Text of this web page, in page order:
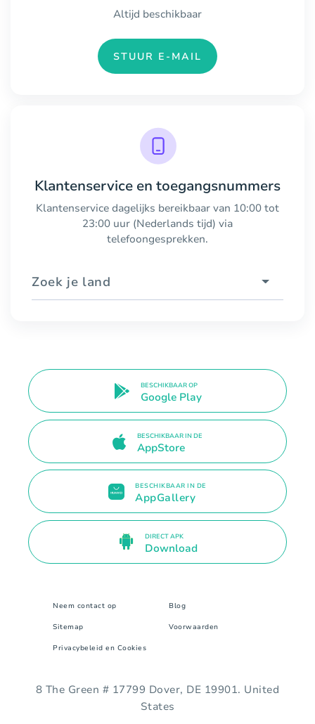
Altijd beschikbaar
STUUR E-MAIL
Klantenservice en toegangsnummers
Klantenservice dagelijks bereikbaar van 10:00 tot
23:00 uur (Nederlands tijd) via
telefoongesprekken.
Zoek je land
BESCHIKBAAR OP
Google Play
BESCHIKBAAR IN DE
AppStore
BESCHIKBAAR IN DE
AppGallery
DIRECT APK
Download
Neem contact op Blog
Sitemap Voorwaarden
Privacybeleid en Cookies
8 The Green # 17799 Dover, DE 19901. United
States